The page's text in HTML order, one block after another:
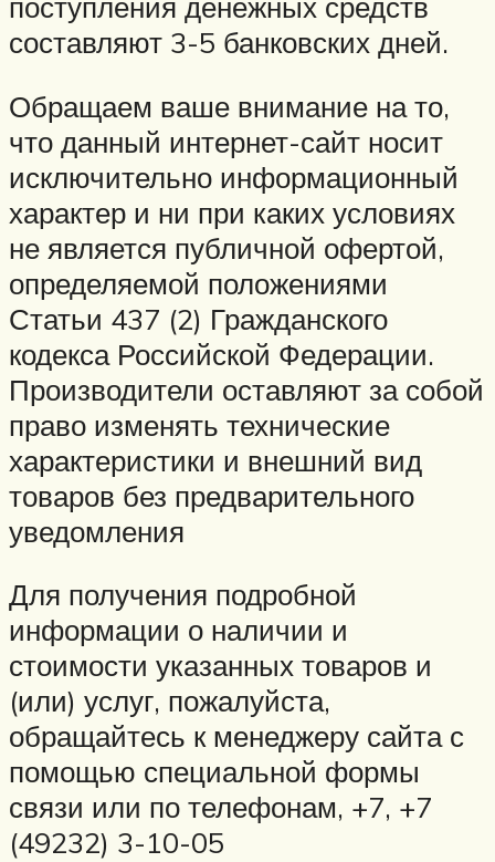
составляют 3-5 банковских дней.
Обращаем ваше внимание на то,
что данный интернет-сайт носит
исключительно информационный
характер и ни при каких условиях
не является публичной офертой,
определяемой положениями
Статьи 437 (2) Гражданского
кодекса Российской Федерации.
Производители оставляют за собой
право изменять технические
характеристики и внешний вид
товаров без предварительного
уведомления
Для получения подробной
информации о наличии и
стоимости указанных товаров и
(или) услуг, пожалуйста,
обращайтесь к менеджеру сайта с
помощью специальной формы
связи или по телефонам, +7, +7
(49232) 3-10-05